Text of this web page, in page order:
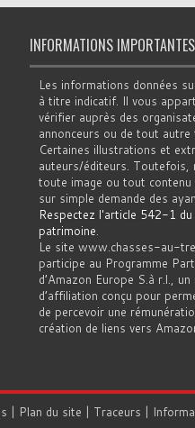
INFORMATIONS IMPORTANTES
Les informations données
à titre indicatif. Il vous
vérifier auprès des
annonceurs ou de tout autre
Certaines illustrations et
auteurs/éditeurs. Toutefois,
toute image ou tout
sur simple demande des
Respectez l'article 542-1 du
patrimoine.
Le site www.chasses-au-
participe au Programme
d’Amazon Europe S.à r.l.,
d’affiliation conçu pour
de percevoir une
création de liens vers
| Plan du site | Traceurs |